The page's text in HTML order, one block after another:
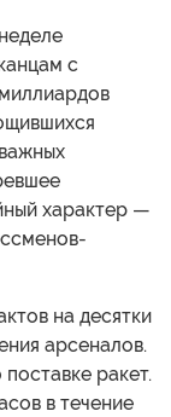
с
характер —
на десятки
арсеналов.
ракет.
в течение